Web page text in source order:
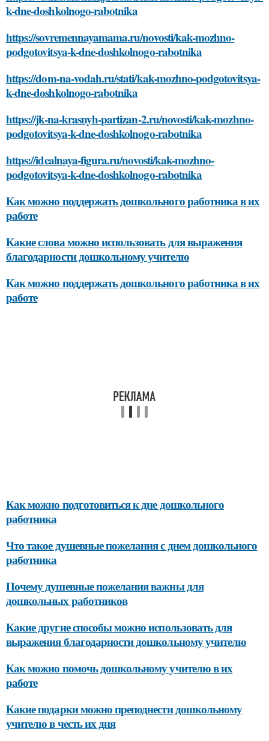
k-dne-doshkolnogo-rabotnika
https://sovremennayamama.ru/novosti/kak-mozhno-
podgotovitsya-k-dne-doshkolnogo-rabotnika
https://dom-na-vodah.ru/stati/kak-mozhno-podgotovitsya-
k-dne-doshkolnogo-rabotnika
https://jk-na-krasnyh-partizan-2.ru/novosti/kak-mozhno-
podgotovitsya-k-dne-doshkolnogo-rabotnika
https://idealnaya-figura.ru/novosti/kak-mozhno-
podgotovitsya-k-dne-doshkolnogo-rabotnika
Как можно поддержать дошкольного работника в их
работе
Какие слова можно использовать для выражения
благодарности дошкольному учителю
Как можно поддержать дошкольного работника в их
работе
Как можно подготовиться к дне дошкольного
работника
Что такое душевные пожелания с днем дошкольного
работника
Почему душевные пожелания важны для
дошкольных работников
Какие другие способы можно использовать для
выражения благодарности дошкольному учителю
Как можно помочь дошкольному учителю в их
работе
Какие подарки можно преподнести дошкольному
учителю в честь их дня